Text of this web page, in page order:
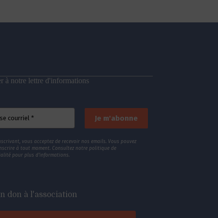
à notre lettre d'informations
vous acceptez de recevoir nos emails. Vous pouvez
à tout moment. Consultez notre politique de
pour plus d’informations.
don à l'association